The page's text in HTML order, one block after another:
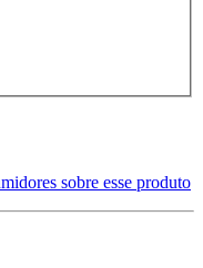
sobre esse produto